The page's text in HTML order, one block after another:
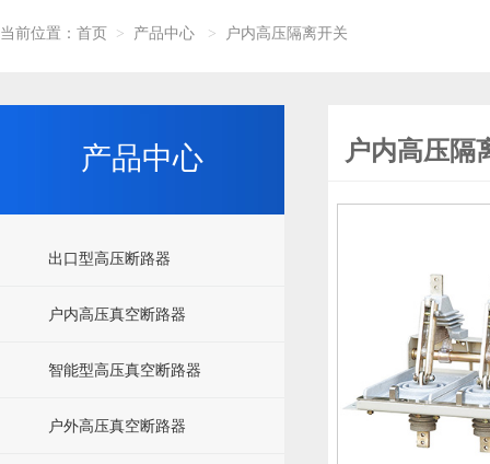
当前位置： 首页 > 产品中心 > 户内高压隔离开关
产品中心
出口型高压断路器
户内高压真空断路器
智能型高压真空断路器
户外高压真空断路器
户内高压隔